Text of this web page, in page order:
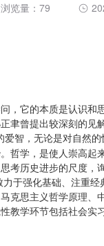
浏览量：79
，它的本质是认识
聿曾提出较深刻的见
爱智，无论是对自然
哲学，是使人崇高
考历史进步的尺度，
于强化基础、注重经
思主义哲学原理、
教学环节包括社会